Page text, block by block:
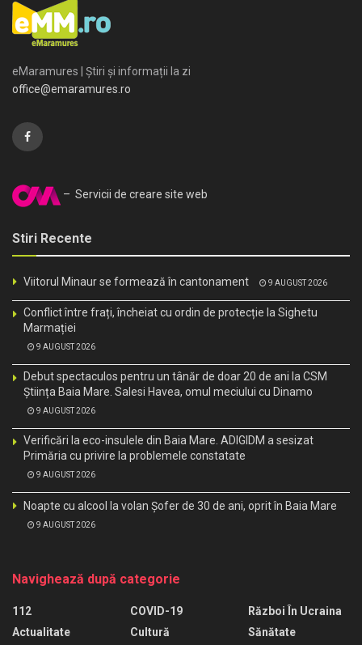
eMaramures | Știri și informații la zi
office@emaramures.ro
– Servicii de creare site web
Stiri Recente
Viitorul Minaur se formează în cantonament 9 AUGUST 2026
Conflict între frați, încheiat cu ordin de protecție la Sighetu
Marmației
9 AUGUST 2026
Debut spectaculos pentru un tânăr de doar 20 de ani la CSM
Știința Baia Mare. Salesi Havea, omul meciului cu Dinamo
9 AUGUST 2026
Verificări la eco-insulele din Baia Mare. ADIGIDM a sesizat
Primăria cu privire la problemele constatate
9 AUGUST 2026
Noapte cu alcool la volan Șofer de 30 de ani, oprit în Baia Mare
9 AUGUST 2026
Navighează după categorie
112
Actualitate
COVID-19
Cultură
Război În Ucraina
Sănătate